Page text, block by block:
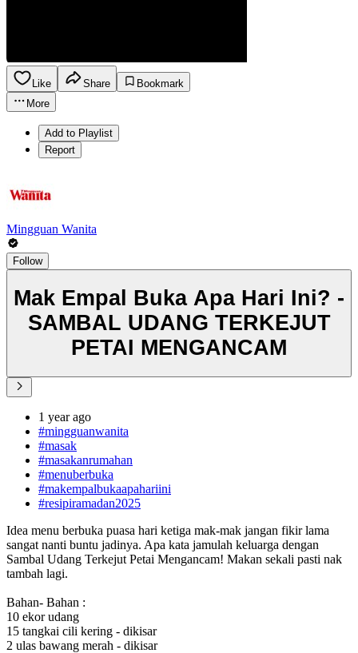
Like Share
Bookmark
More
Add to Playlist
Report
Mingguan Wanita
Follow
Mak Empal Buka Apa Hari Ini? -
SAMBAL UDANG TERKEJUT
PETAI MENGANCAM
1 year ago
#mingguanwanita
#masak
#masakanrumahan
#menuberbuka
#makempalbukaapahariini
#resipiramadan2025
Idea menu berbuka puasa hari ketiga mak-mak jangan fikir lama
sangat nanti buntu jadinya. Apa kata jamulah keluarga dengan
Sambal Udang Terkejut Petai Mengancam! Makan sekali pasti nak
tambah lagi.
Bahan- Bahan :
10 ekor udang
15 tangkai cili kering - dikisar
2 ulas bawang merah - dikisar